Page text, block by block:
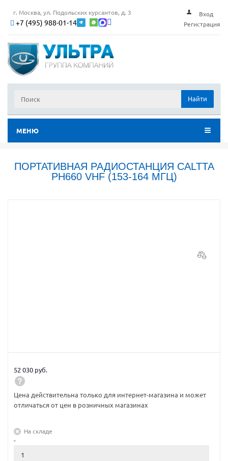
г. Москва, ул. Подольских курсантов, д. 3
+7 (495) 988-01-14
Вход
Регистрация
Найти
МЕНЮ
ПОРТАТИВНАЯ РАДИОСТАНЦИЯ CALTTA
PH660 VHF (153-164 МГЦ)
52 030 руб.
Цена действительна только для интернет-магазина и может
отличаться от цен в розничных магазинах
На складе
-